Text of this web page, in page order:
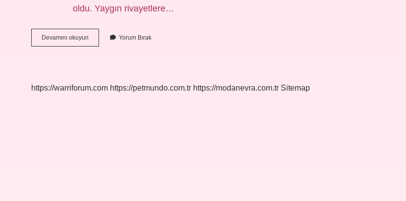
oldu. Yaygın rivayetlere…
Devamını okuyun
Yılında
Yorum Bırak
https://warriforum.com https://petmundo.com.tr https://modanevra.com.tr Sitemap